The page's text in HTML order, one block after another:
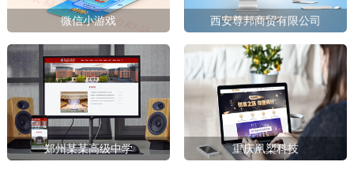
微信小游戏 西安尊邦商贸有限公司
郑州某某高级中学 重庆凰槊科技